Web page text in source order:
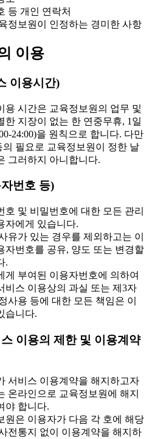
등 개인 연락처
정보원이 인정하는 경미한 사항
이용
이용시간)
용 시간은 교육정보원의 업무 및
한 지장이 없는 한 연중무휴, 1일
24:00)을 원칙으로 합니다. 다만
의 필요로 교육정보원이 정한 날
그러하지 아니합니다.
번호 등)
및 비밀번호에 대한 모든 관리
자에게 있습니다.
유가 있는 경우를 제외하고는 이
자번호를 공유, 양도 또는 변경할
.
부여된 이용자번호에 의하여
비스 이용상의 과실 또는 제3자
사용 등에 대한 모든 책임은 이
습니다.
이용의 제한 및 이용계약
서비스 이용계약을 해지하고자
온라인으로 교육정보원에 해지
야 합니다.
은 이용자가 다음 각 호에 해당
전통지 없이 이용계약을 해지하